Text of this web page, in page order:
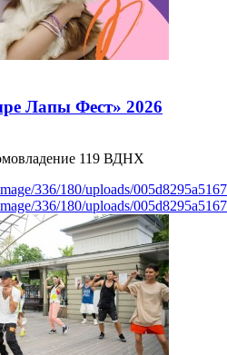
Лапы Фест» 2026
119 ВДНХ
336/180/uploads/
336/180/uploads/